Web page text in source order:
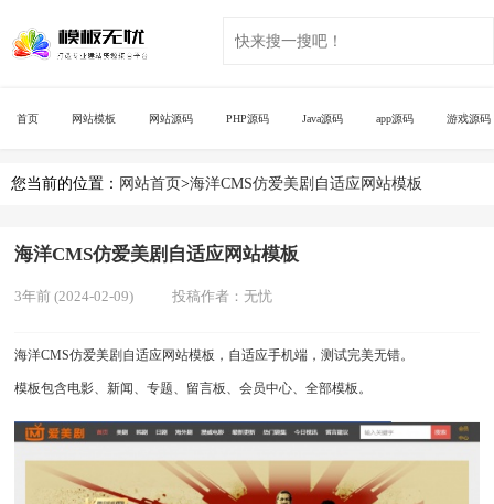
首页 网站模板 网站源码 PHP源码 Java源码 app源码 游戏源码
您当前的位置： 网站首页>海洋CMS仿爱美剧自适应网站模板
海洋CMS仿爱美剧自适应网站模板
3年前 (2024-02-09) 投稿作者： 无忧
海洋CMS仿爱美剧自适应网站模板，自适应手机端，测试完美无错。
模板包含电影、新闻、专题、留言板、会员中心、全部模板。